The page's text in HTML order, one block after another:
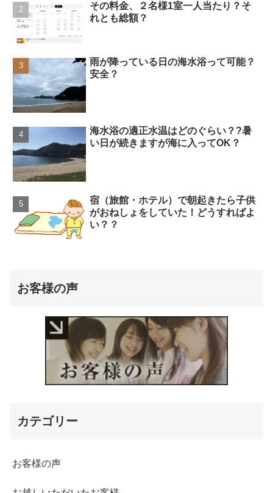
その料金、２名様1室一人当たり？そ
れとも総額？
雨が降っている日の海水浴って可能？
安全？
海水浴の適正水温はどのぐらい？?暑
い日が続きますが海に入ってOK？
宿（旅館・ホテル）で朝起きたら子供
がおねしょをしていた！どうすればよ
い？？
お客様の声
カテゴリー
お客様の声